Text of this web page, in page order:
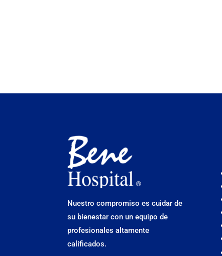
Nuestro compromiso es cuidar de
su bienestar con un equipo de
profesionales altamente
calificados.